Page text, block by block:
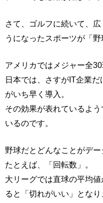
さて、ゴルフに続いて、
うになったスポーツが「野
アメリカではメジャー全30
日本では、さすがIT企業
がいち早く導入。
その効果が表れているよ
いるのです。
野球だとどんなことがデー
たとえば、「回転数」。
大リーグでは直球の平均
ると「切れがいい」となり